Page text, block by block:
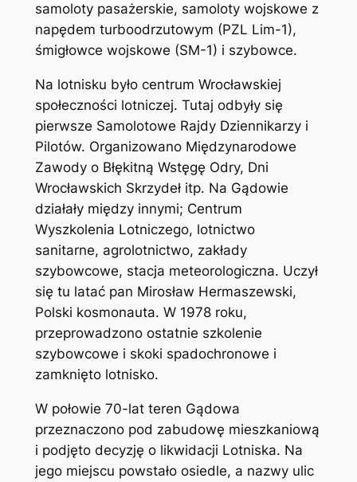
samoloty pasażerskie, samoloty wojskowe z
napędem turboodrzutowym (PZL Lim-1),
śmigłowce wojskowe (SM-1) i szybowce.
Na lotnisku było centrum Wrocławskiej
społeczności lotniczej. Tutaj odbyły się
pierwsze Samolotowe Rajdy Dziennikarzy i
Pilotów. Organizowano Międzynarodowe
Zawody o Błękitną Wstęgę Odry, Dni
Wrocławskich Skrzydeł itp. Na Gądowie
działały między innymi; Centrum
Wyszkolenia Lotniczego, lotnictwo
sanitarne, agrolotnictwo, zakłady
szybowcowe, stacja meteorologiczna. Uczył
się tu latać pan Mirosław Hermaszewski,
Polski kosmonauta. W 1978 roku,
przeprowadzono ostatnie szkolenie
szybowcowe i skoki spadochronowe i
zamknięto lotnisko.
W połowie 70-lat teren Gądowa
przeznaczono pod zabudowę mieszkaniową
i podjęto decyzję o likwidacji Lotniska. Na
jego miejscu powstało osiedle, a nazwy ulic